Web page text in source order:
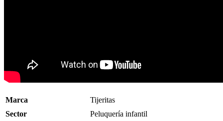
Marca
Tijeritas
Sector
Peluquería infantil